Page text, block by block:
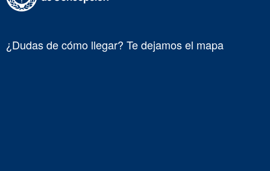
¿Dudas de cómo llegar? Te dejamos el mapa